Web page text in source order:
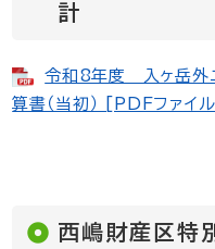
計
令和8年度 入ヶ岳外
算書（当初） [PDFファイ
西嶋財産区特